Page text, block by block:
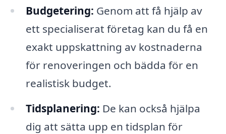
Budgetering: Genom att få hjälp av
ett specialiserat företag kan du få en
exakt uppskattning av kostnaderna
för renoveringen och bädda för en
realistisk budget.
Tidsplanering: De kan också hjälpa
dig att sätta upp en tidsplan för